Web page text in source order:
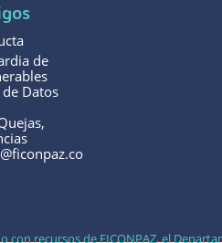
de
Datos
con recursos de FICONPAZ, el